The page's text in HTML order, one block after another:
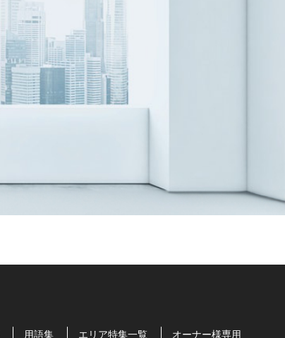
用語集 エリア特集一覧 オーナー様専用